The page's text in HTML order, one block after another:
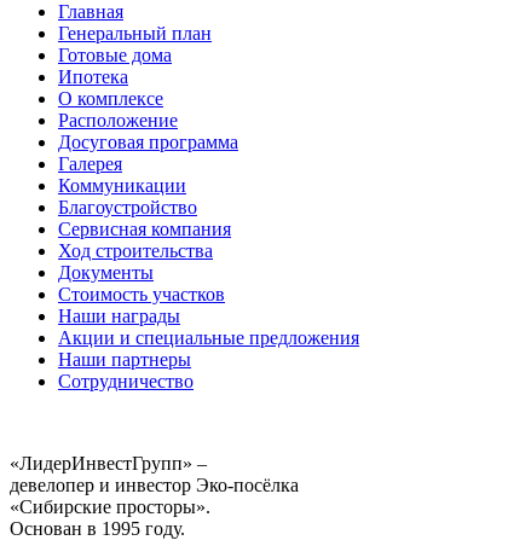
Главная
Генеральный план
Готовые дома
Ипотека
О комплексе
Расположение
Досуговая программа
Галерея
Коммуникации
Благоустройство
Сервисная компания
Ход строительства
Документы
Стоимость участков
Наши награды
Акции и специальные предложения
Наши партнеры
Сотрудничество
«ЛидерИнвестГрупп» –
девелопер и инвестор Эко-посёлка
«Сибирские просторы».
Основан в 1995 году.